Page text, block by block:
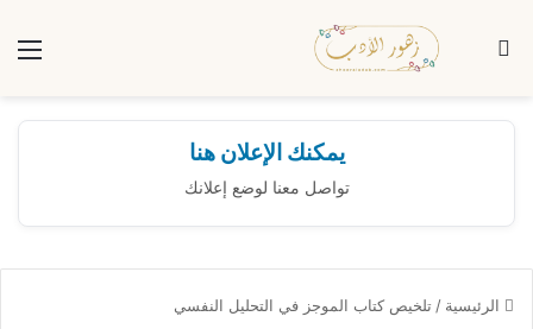
بحث عن
يمكنك الإعلان هنا
تواصل معنا لوضع إعلانك
الرئيسية /تلخيص كتاب الموجز في التحليل النفسي